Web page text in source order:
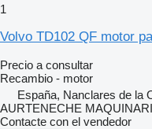
1
Volvo TD102 QF motor
Precio a consultar
Recambio - motor
España, Nanclares de la
AURTENECHE
Contacte con el vendedor